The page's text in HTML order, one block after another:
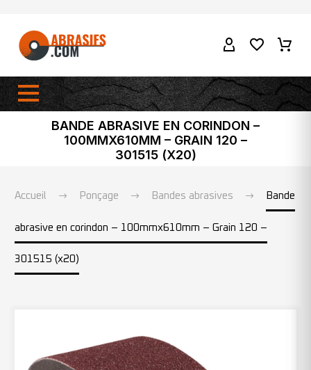
BANDE ABRASIVE EN CORINDON –
100MMX610MM – GRAIN 120 –
301515 (X20)
Accueil Ponçage Bandes abrasives Bande
abrasive en corindon – 100mmx610mm – Grain 120 –
301515 (x20)